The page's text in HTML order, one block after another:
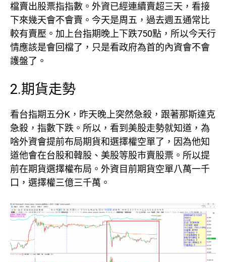
檔賣出股票指指數。外資已經連續賣超三天，看接
下來幾天會不會賣。今天是周五，過去週五通常比
較有賣壓。加上台指期晚上下跌750點，所以今天行
情應該是會回檔了，只是看政府為首的內資會不會
護盤了。
2.期貨走勢
看台指期五分K，昨天晚上突然急殺，跟著那斯達克
急殺，指數下跌。所以，看到美股走勢就知道，為
啥外資會提前布局期貨和選擇權空單了，因為他知
道他會在台股和韓股、美股等股市賣股票。所以提
前在期貨選擇權布局。外資目前期貨空單八萬一千
口，選擇權三億三千萬。